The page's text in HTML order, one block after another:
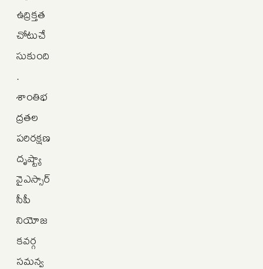
ఉద్రిక్తత
చోటుచే
సుకుంది
.
శాంతిభ
ద్రతల
పరిరక్షణ
దృష్ట్యా
వైఎస్సార్‌
సీపీ
నియోజ
కవర్గ
సమన్వ